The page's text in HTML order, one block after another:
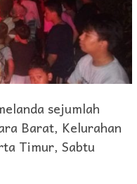
sejumlah
Barat, Kelurahan
Timur, Sabtu